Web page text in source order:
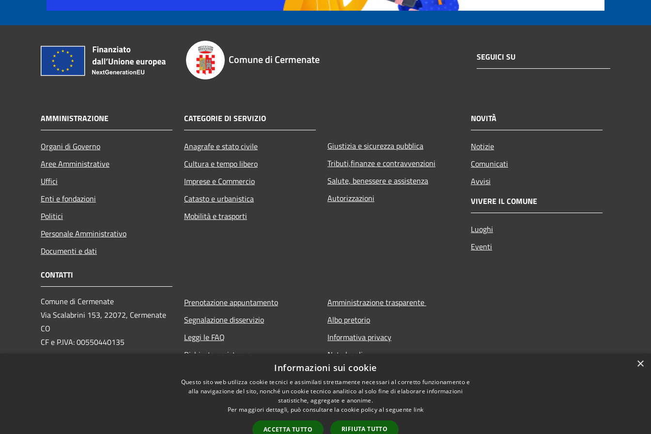
Comune di Cermenate SEGUICI SU
AMMINISTRAZIONE
Organi di Governo
Aree Amministrative
Uffici
Enti e fondazioni
Politici
Personale Amministrativo
Documenti e dati
CATEGORIE DI SERVIZIO
Anagrafe e stato civile
Cultura e tempo libero
Imprese e Commercio
Catasto e urbanistica
Mobilità e trasporti
Giustizia e sicurezza pubblica
Tributi,finanze e contravvenzioni
Salute, benessere e assistenza
Autorizzazioni
NOVITÀ
Notizie
Comunicati
Avvisi
VIVERE IL COMUNE
Luoghi
Eventi
CONTATTI
Comune di Cermenate
Via Scalabrini 153, 22072, Cermenate
CO
CF e P.IVA: 00550440135
Prenotazione appuntamento
Segnalazione disservizio
Leggi le FAQ
Richiesta assistenza
Amministrazione trasparente
Albo pretorio
Informativa privacy
Note legali
Dichiarazione di accessibilità
×
Informazioni sui cookie
Questo sito web utilizza cookie tecnici e assimilati strettamente necessari al corretto funzionamento e
alla navigazione del sito, nonché un cookie tecnico analitico al solo fine di elaborare informazioni
statistiche, aggregate e anonime.
Per maggiori dettagli, può consultare la cookie policy al seguente link
ACCETTA TUTTO RIFIUTA TUTTO